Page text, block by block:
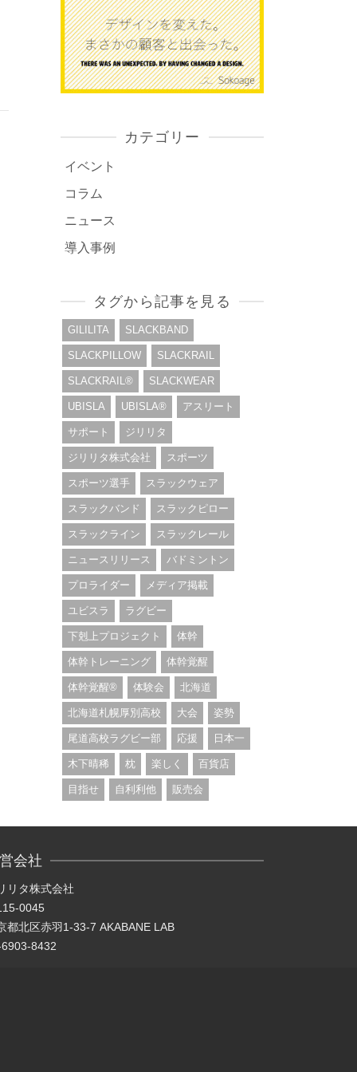
カテゴリー
イベント
コラム
ニュース
導入事例
タグから記事を見る
GILILITA SLACKBAND
SLACKPILLOW SLACKRAIL
SLACKRAIL®︎ SLACKWEAR
UBISLA UBISLA®︎ アスリート
サポート ジリリタ
ジリリタ株式会社 スポーツ
スポーツ選手 スラックウェア
スラックバンド スラックピロー
スラックライン スラックレール
ニュースリリース バドミントン
プロライダー メディア掲載
ユビスラ ラグビー
下剋上プロジェクト 体幹
体幹トレーニング 体幹覚醒
体幹覚醒®︎ 体験会 北海道
北海道札幌厚別高校 大会 姿勢
尾道高校ラグビー部 応援 日本一
木下晴稀 枕 楽しく 百貨店
目指せ 自利利他 販売会
会社
リタ株式会社
0045
都北区赤羽1-33-7 AKABANE LAB
8432